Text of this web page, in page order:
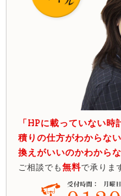
「HPに載っていない
積りの仕方がわからな
換えがいいのかわからな
ご相談でも無料で承りま